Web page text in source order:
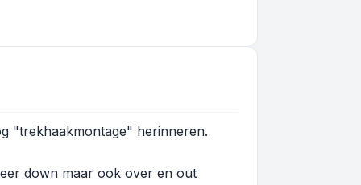
"trekhaakmontage" herinneren.
down maar ook over en out